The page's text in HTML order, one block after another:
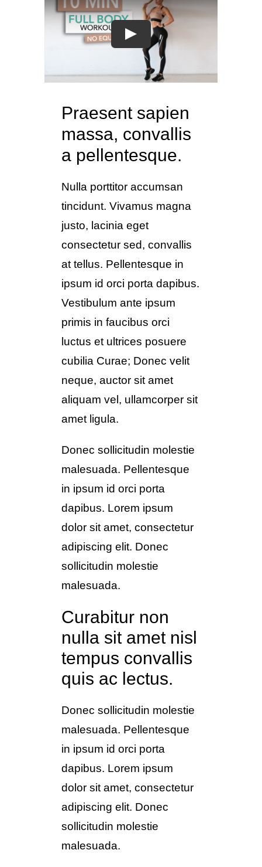
Praesent sapien
massa, convallis
a pellentesque.
Nulla porttitor accumsan
tincidunt. Vivamus magna
justo, lacinia eget
consectetur sed, convallis
at tellus. Pellentesque in
ipsum id orci porta dapibus.
Vestibulum ante ipsum
primis in faucibus orci
luctus et ultrices posuere
cubilia Curae; Donec velit
neque, auctor sit amet
aliquam vel, ullamcorper sit
amet ligula.
Donec sollicitudin molestie
malesuada. Pellentesque
in ipsum id orci porta
dapibus. Lorem ipsum
dolor sit amet, consectetur
adipiscing elit. Donec
sollicitudin molestie
malesuada.
Curabitur non
nulla sit amet nisl
tempus convallis
quis ac lectus.
Donec sollicitudin molestie
malesuada. Pellentesque
in ipsum id orci porta
dapibus. Lorem ipsum
dolor sit amet, consectetur
adipiscing elit. Donec
sollicitudin molestie
malesuada.